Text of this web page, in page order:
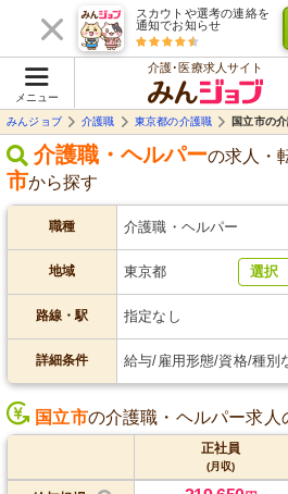
スカウトや選考の連絡を
通知でお知らせ
メニュー
介護･医療求人サイト
みんジョブ
介護職 東京都の介護職 国立市の
介護職・ヘルパーの求人・
市から探す
職種 介護職・ヘルパー
地域 東京都 選択
路線・駅 指定なし
詳細条件 給与/雇用形態/資格/種別
国立市の介護職・ヘルパー求人
正社員
(月収)